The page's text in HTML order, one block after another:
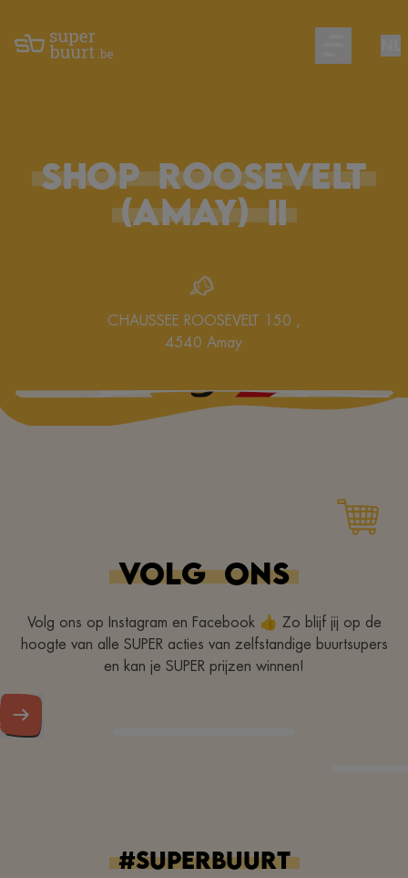
Open main
SHOP ROOSEVELT
(Amay) II
CHAUSSEE ROOSEVELT 150 ,
4540 Amay
VOLG ONS
Volg ons op Instagram en Facebook 👍 Zo blijf jij op de
hoogte van alle SUPER acties van zelfstandige buurtsupers
en kan je SUPER prijzen winnen!
#superbuurt